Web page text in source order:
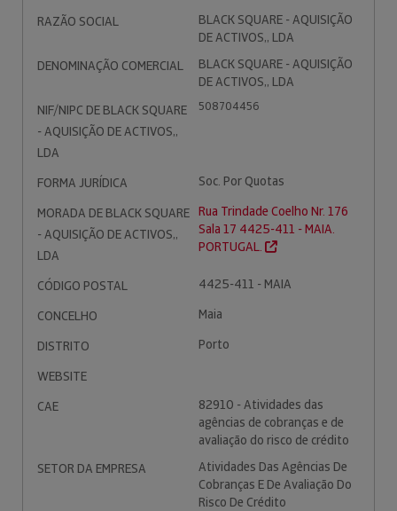
RAZÃO SOCIAL
BLACK SQUARE - AQUISIÇÃO
DE ACTIVOS,, LDA
DENOMINAÇÃO COMERCIAL
BLACK SQUARE - AQUISIÇÃO
DE ACTIVOS,, LDA
NIF/NIPC DE BLACK SQUARE
- AQUISIÇÃO DE ACTIVOS,,
LDA
508704456
FORMA JURÍDICA
Soc. Por Quotas
MORADA DE BLACK SQUARE
- AQUISIÇÃO DE ACTIVOS,,
LDA
Rua Trindade Coelho Nr. 176
Sala 17 4425-411 - MAIA.
PORTUGAL.
CÓDIGO POSTAL
4425-411 - MAIA
CONCELHO
Maia
DISTRITO
Porto
WEBSITE
CAE
82910 - Atividades das
agências de cobranças e de
avaliação do risco de crédito
SETOR DA EMPRESA
Atividades Das Agências De
Cobranças E De Avaliação Do
Risco De Crédito